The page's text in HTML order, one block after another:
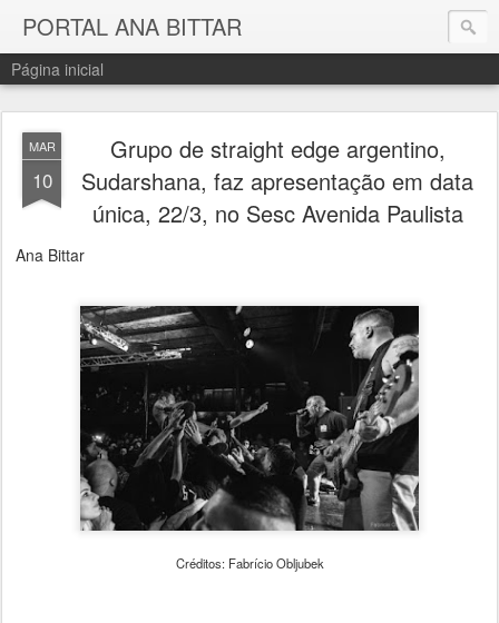
PORTAL ANA BITTAR
Página inicial
MAR
10
Grupo de straight edge argentino,
Sudarshana, faz apresentação em data
única, 22/3, no Sesc Avenida Paulista
Ana Bittar
Créditos: Fabrício Obljubek